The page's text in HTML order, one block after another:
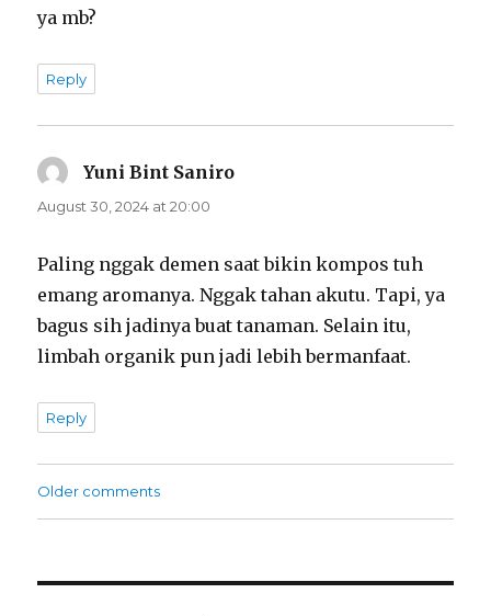
ya mb?
Reply
Yuni Bint Saniro
August 30, 2024 at 20:00
Paling nggak demen saat bikin kompos tuh
emang aromanya. Nggak tahan akutu. Tapi, ya
bagus sih jadinya buat tanaman. Selain itu,
limbah organik pun jadi lebih bermanfaat.
Reply
Comments
Older comments